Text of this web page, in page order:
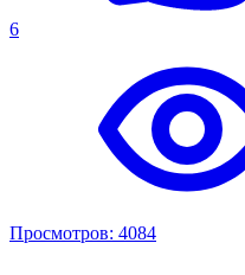
6
Просмотров: 4084